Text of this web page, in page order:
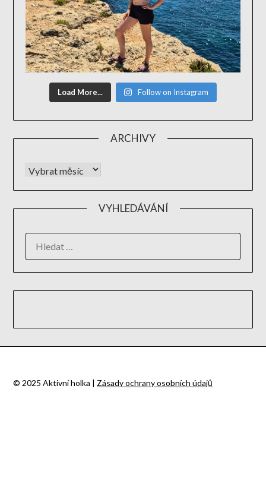
Load More... Follow on Instagram
ARCHIVY
VYHLEDÁVÁNÍ
© 2025 Aktivní holka | Zásady ochrany osobních údajů